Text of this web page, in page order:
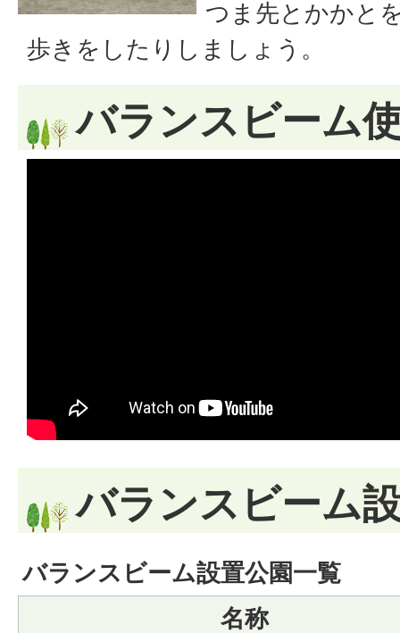
つま先とかかと
歩きをしたりしましょう。
バランスビーム
バランスビーム
バランスビーム設置公園一覧
名称